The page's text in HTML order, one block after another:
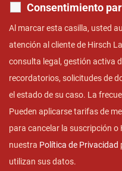
Consentimiento
Al marcar esta casilla, usted
atención al cliente de Hirsch
consulta legal, gestión activa
recordatorios, solicitudes de
el estado de su caso. La
Pueden aplicarse tarifas de
para cancelar la suscripción
nuestra Política de Privacidad
utilizan sus datos.